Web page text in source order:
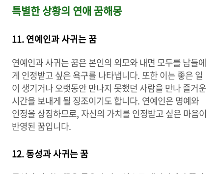
특별한 상황의 연애 꿈해몽
11. 연예인과 사귀는 꿈
연예인과 사귀는 꿈은 본인의 외모와 내면 모두를 남들에
게 인정받고 싶은 욕구를 나타냅니다. 또한 이는 좋은 일
이 생기거나 오랫동안 만나지 못했던 사람을 만나 즐거운
시간을 보내게 될 징조이기도 합니다. 연예인은 명예와
인정을 상징하므로, 자신의 가치를 인정받고 싶은 마음이
반영된 꿈입니다.
12. 동성과 사귀는 꿈